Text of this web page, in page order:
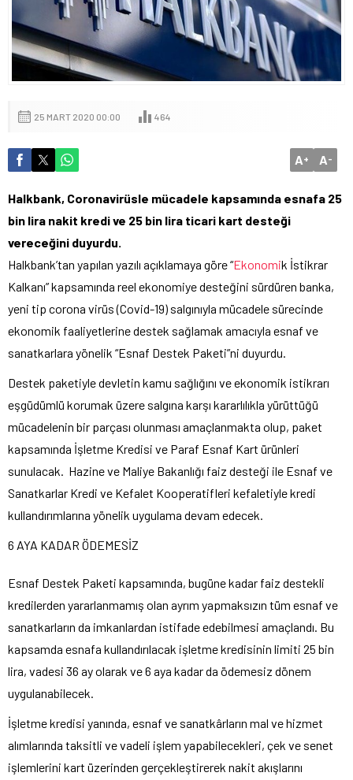
25 MART 2020 00:00 464
A+ A-
Halkbank, Coronavirüsle mücadele kapsamında esnafa 25
bin lira nakit kredi ve 25 bin lira ticari kart desteği
vereceğini duyurdu.
Halkbank’tan yapılan yazılı açıklamaya göre “Ekonomik İstikrar
Kalkanı” kapsamında reel ekonomiye desteğini sürdüren banka,
yeni tip corona virüs (Covid-19) salgınıyla mücadele sürecinde
ekonomik faaliyetlerine destek sağlamak amacıyla esnaf ve
sanatkarlara yönelik “Esnaf Destek Paketi”ni duyurdu.
Destek paketiyle devletin kamu sağlığını ve ekonomik istikrarı
eşgüdümlü korumak üzere salgına karşı kararlılıkla yürüttüğü
mücadelenin bir parçası olunması amaçlanmakta olup, paket
kapsamında İşletme Kredisi ve Paraf Esnaf Kart ürünleri
sunulacak. Hazine ve Maliye Bakanlığı faiz desteği ile Esnaf ve
Sanatkarlar Kredi ve Kefalet Kooperatifleri kefaletiyle kredi
kullandırımlarına yönelik uygulama devam edecek.
6 AYA KADAR ÖDEMESİZ
Esnaf Destek Paketi kapsamında, bugüne kadar faiz destekli
kredilerden yararlanmamış olan ayrım yapmaksızın tüm esnaf ve
sanatkarların da imkanlardan istifade edebilmesi amaçlandı. Bu
kapsamda esnafa kullandırılacak işletme kredisinin limiti 25 bin
lira, vadesi 36 ay olarak ve 6 aya kadar da ödemesiz dönem
uygulanabilecek.
İşletme kredisi yanında, esnaf ve sanatkârların mal ve hizmet
alımlarında taksitli ve vadeli işlem yapabilecekleri, çek ve senet
işlemlerini kart üzerinden gerçekleştirerek nakit akışlarını